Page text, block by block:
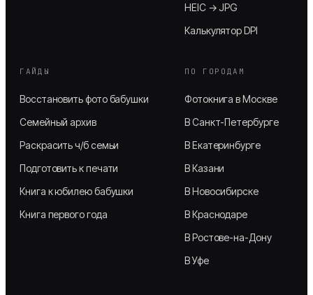
HEIC → JPG
Калькулятор DPI
ГАЙДЫ
Восстановить фото бабушки
Семейный архив
Раскрасить ч/б семьи
Подготовить к печати
Книга к юбилею бабушки
Книга первого года
ПО ГОРОДАМ
Фотокнига в Москве
В Санкт-Петербурге
В Екатеринбурге
В Казани
В Новосибирске
В Краснодаре
В Ростове-на-Дону
В Уфе